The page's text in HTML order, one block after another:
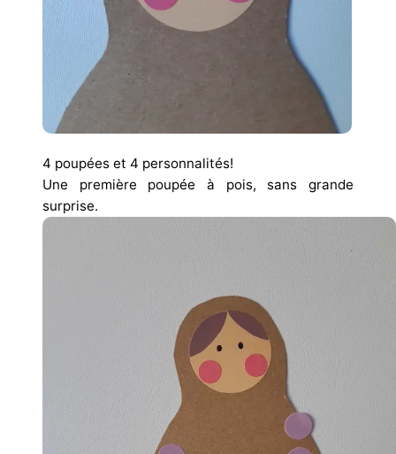
4 poupées et 4 personnalités!
Une première poupée à pois, sans grande
surprise.